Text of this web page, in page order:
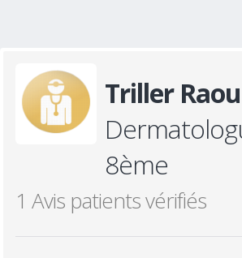
Triller
8ème
1 Avis patients vérifiés